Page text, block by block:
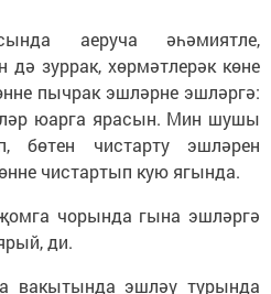
аеруча әһәмиятле,
дә зуррак, хөрмәтлерәк көне
пычрак эшләрне эшләргә:
юарга ярасын. Мин шушы
бөтен чистарту эшләрен
чистартып кую ягында.
чорында гына эшләргә
ди.
вакытында эшләү турында